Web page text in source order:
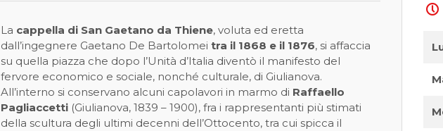
La cappella di San Gaetano da Thiene, voluta ed eretta
dall’ingegnere Gaetano De Bartolomei tra il 1868 e il 1876, si affaccia
su quella piazza che dopo l’Unità d’Italia diventò il manifesto del
fervore economico e sociale, nonché culturale, di Giulianova.
All’interno si conservano alcuni capolavori in marmo di Raffaello
Pagliaccetti (Giulianova, 1839 – 1900), fra i rappresentanti più stimati
della scultura degli ultimi decenni dell’Ottocento, tra cui spicca il